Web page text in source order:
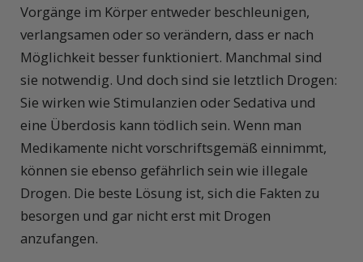
Vorgänge im Körper entweder beschleunigen,
verlangsamen oder so verändern, dass er nach
Möglichkeit besser funktioniert. Manchmal sind
sie notwendig. Und doch sind sie letztlich Drogen:
Sie wirken wie Stimulanzien oder Sedativa und
eine Überdosis kann tödlich sein. Wenn man
Medikamente nicht vorschriftsgemäß einnimmt,
können sie ebenso gefährlich sein wie illegale
Drogen. Die beste Lösung ist, sich die Fakten zu
besorgen und gar nicht erst mit Drogen
anzufangen.